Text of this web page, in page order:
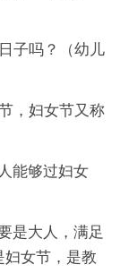
子吗？（幼儿
，妇女节又称
能够过妇女
是大人，满足
妇女节，是教